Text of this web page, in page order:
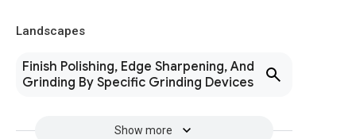
Landscapes
Finish Polishing, Edge Sharpening, And
Grinding By Specific Grinding Devices
Show more